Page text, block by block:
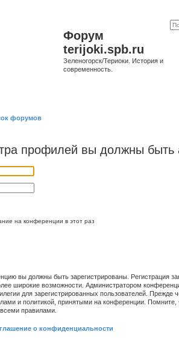
Форум
terijoki.spb.ru
Зеленогорск/Териоки. История и
современность.
форумов
профилей вы должны быть
на конференции в этот раз
вы должны быть зарегистрированы. Регистрация
широкие возможности. Администратором
для зарегистрированных пользователей. Прежде
и политикой, принятыми на конференции.
правилами.
о конфиденциальности